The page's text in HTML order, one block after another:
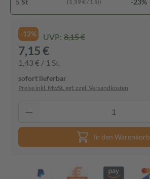
5 St (1,59 € / 1 St) -23%
-12% UVP: 8,15 €
7,15 €
1,43 € / 1 St
sofort lieferbar
Preise inkl. MwSt. ggf. zzgl. Versandkosten
In den Warenkorb